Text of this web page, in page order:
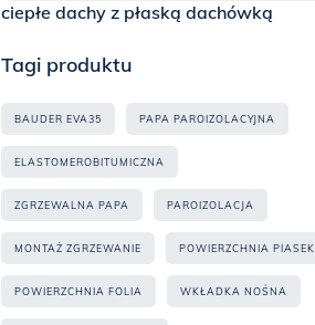
ciepłe dachy z płaską dachówką
Tagi produktu
BAUDER EVA35 PAPA PAROIZOLACYJNA
ELASTOMEROBITUMICZNA
ZGRZEWALNA PAPA PAROIZOLACJA
MONTAŻ ZGRZEWANIE POWIERZCHNIA PIASEK
POWIERZCHNIA FOLIA WKŁADKA NOŚNA